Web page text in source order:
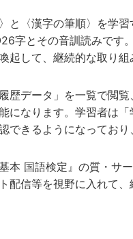
と〈漢字の筆順〉を学
字とその音訓読みです
起して、継続的な取り組
歴データ」を一覧で閲
になります。学習者は
できるようになっており
本 国語検定』の質・サ
配信等を視野に入れて、